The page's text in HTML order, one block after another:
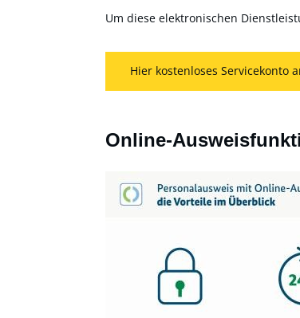
Um diese elektronischen
Hier kostenloses Servicekonto
Online-